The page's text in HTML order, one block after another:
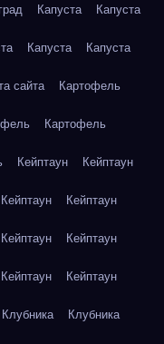
Капуста Капуста
Капуста Капуста
сайта Картофель
Картофель
Кейптаун Кейптаун
Кейптаун Кейптаун
Кейптаун Кейптаун
Кейптаун Кейптаун
Клубника Клубника